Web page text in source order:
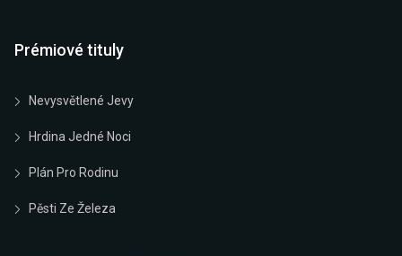
Prémiové tituly
Nevysvětlené Jevy
Hrdina Jedné Noci
Plán Pro Rodinu
Pěsti Ze Železa